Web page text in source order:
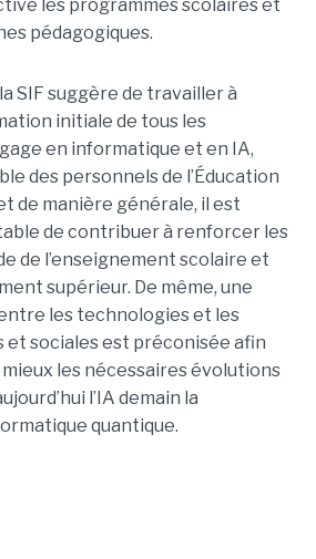
les programmes scolaires et
pédagogiques.
SIF suggère de travailler à
initiale de tous les
en informatique et en IA,
des personnels de l’Éducation
de manière générale, il est
de contribuer à renforcer les
de l’enseignement scolaire et
supérieur. De même, une
les technologies et les
et sociales est préconisée afin
mieux les nécessaires évolutions
l’IA demain la
quantique.